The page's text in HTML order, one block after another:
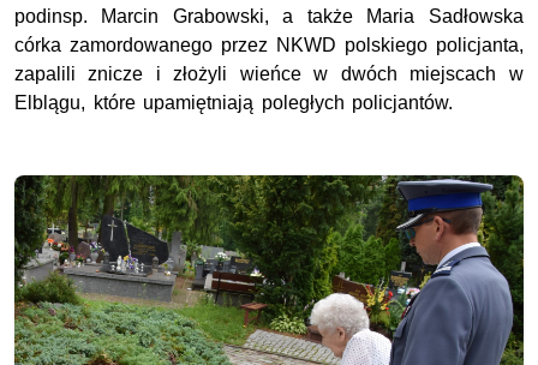
podinsp. Marcin Grabowski, a także Maria Sadłowska
córka zamordowanego przez NKWD polskiego policjanta,
zapalili znicze i złożyli wieńce w dwóch miejscach w
Elblągu, które upamiętniają poległych policjantów.